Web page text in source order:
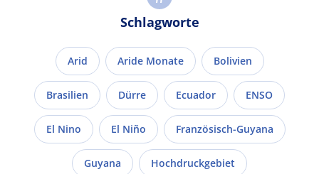
Schlagworte
Arid Aride Monate Bolivien
Brasilien Dürre Ecuador ENSO
El Nino El Niño Französisch-Guyana
Guyana Hochdruckgebiet